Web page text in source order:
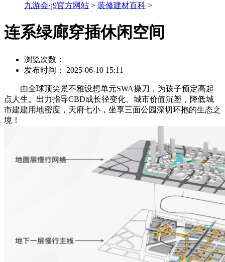
九游会·j9官方网站 > 装修建材百科 >
连系绿廊穿插休闲空间
浏览次数：
发布时间： 2025-06-10 15:11
由全球顶尖景不雅设想单元SWA操刀，为孩子预定高起
点人生。出力指导CBD成长径变化、城市价值沉塑，降低城
市建建用地密度，天府七小，坐享三面公园深切环抱的生态之
境！